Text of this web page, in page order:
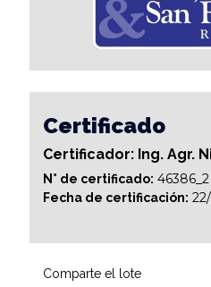
Certificado
Certificador: Ing. Agr.
N° de certificado: 46386_2
Fecha de certificación:
Comparte el lote